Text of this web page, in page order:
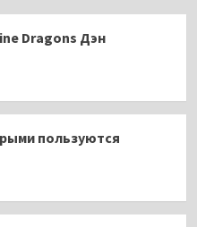
Dragons Дэн
пользуются